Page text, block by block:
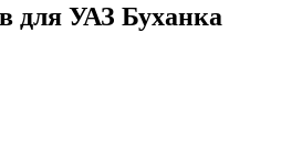
для УАЗ Буханка